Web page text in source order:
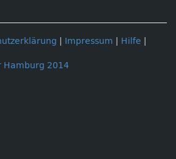
Impressum Hilfe
Hamburg 2014